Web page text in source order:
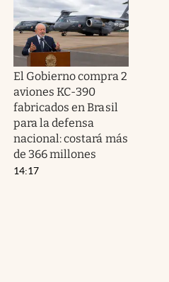
El Gobierno compra 2
aviones KC-390
fabricados en Brasil
para la defensa
nacional: costará más
de 366 millones
14:17